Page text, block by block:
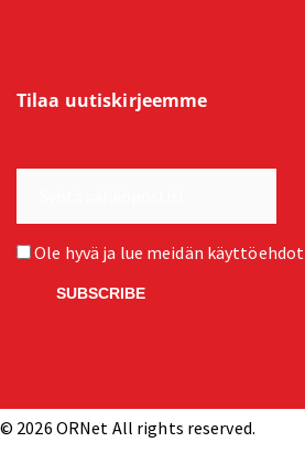
Tilaa uutiskirjeemme
Ole hyvä ja lue meidän käyttöehdot
© 2026 ORNet All rights reserved.